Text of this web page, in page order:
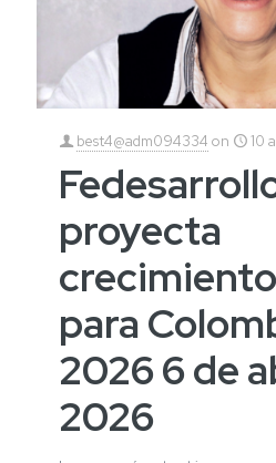
best4@adm094334 on 10
proyecta
para
2026 6 de
2026